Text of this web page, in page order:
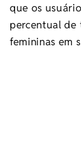
que os
percentual de
femininas em